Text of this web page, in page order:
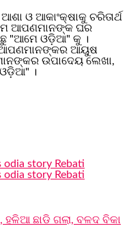
ଓ ଆକାଂକ୍ଷାକୁ ଚରିତାର୍ଥ
ଆପଣମାନଙ୍କ ଘର
"ଆମେ ଓଡ଼ିଆ" କୁ ।
ଆପଣମାନଙ୍କର ଆୟୁଷ
ଉପାଦେୟ ଲେଖା,
।
ହଳିଆ ଛାଡି ଗଲା, ବଳଦ ବିକା